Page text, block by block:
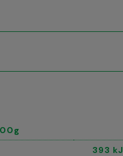
393